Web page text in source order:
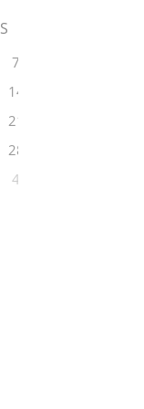
S
7
14
21
28
4